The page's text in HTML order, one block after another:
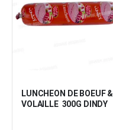
LUNCHEON DE BOEUF &
VOLAILLE  300G DINDY